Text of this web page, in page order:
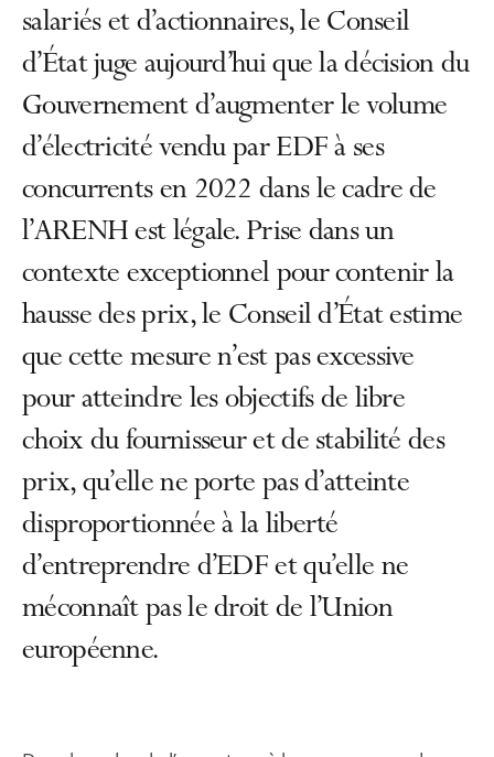
salariés et d’actionnaires, le Conseil
d’État juge aujourd’hui que la décision du
Gouvernement d’augmenter le volume
d’électricité vendu par EDF à ses
concurrents en 2022 dans le cadre de
l’ARENH est légale. Prise dans un
contexte exceptionnel pour contenir la
hausse des prix, le Conseil d’État estime
que cette mesure n’est pas excessive
pour atteindre les objectifs de libre
choix du fournisseur et de stabilité des
prix, qu’elle ne porte pas d’atteinte
disproportionnée à la liberté
d’entreprendre d’EDF et qu’elle ne
méconnaît pas le droit de l’Union
européenne.